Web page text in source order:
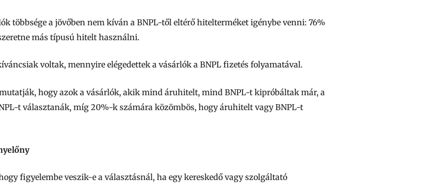
többsége a jövőben nem kíván a BNPL-től eltérő hitelterméket igénybe venni: 76%
más típusú hitelt használni.
voltak, mennyire elégedettek a vásárlók a BNPL fizetés folyamatával.
hogy azok a vásárlók, akik mind áruhitelt, mind BNPL-t kipróbáltak már, a
t választanák, míg 20%-k számára közömbös, hogy áruhitelt vagy BNPL-t
figyelembe veszik-e a választásnál, ha egy kereskedő vagy szolgáltató